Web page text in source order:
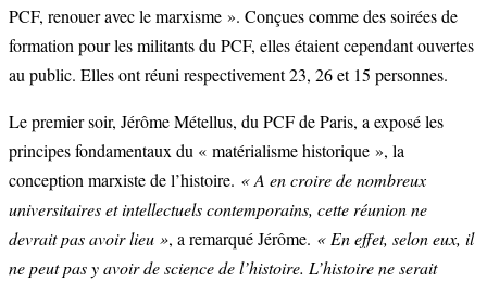
PCF, renouer avec le marxisme ». Conçues comme des soirées de
formation pour les militants du PCF, elles étaient cependant ouvertes
au public. Elles ont réuni respectivement 23, 26 et 15 personnes.
Le premier soir, Jérôme Métellus, du PCF de Paris, a exposé les
principes fondamentaux du « matérialisme historique », la
conception marxiste de l’histoire. « A en croire de nombreux
universitaires et intellectuels contemporains, cette réunion ne
devrait pas avoir lieu », a remarqué Jérôme. « En effet, selon eux, il
ne peut pas y avoir de science de l’histoire. L’histoire ne serait